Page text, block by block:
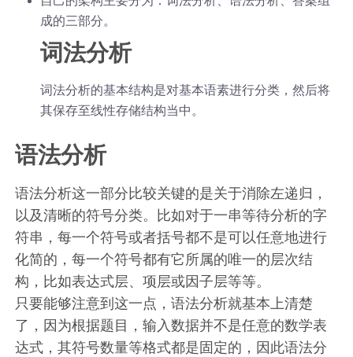
成的三部分。
词法分析
词法分析的基本结构是对基本语素进行分类，然后将
其保存至线性存储结构当中。
语法分析
语法分析这一部分比较关键的是关于消除左递归，
以及清晰的符号分类。比如对于一串等待分析的字
符串，每一个符号或者括号都不是可以任意地进行
化简的，每一个符号都有它所属的唯一的层次结
构，比如表达式层、项层或因子层等等。
只要能够注意到这一点，语法分析就基本上清楚
了，因为根据题目，输入数据并不是任意的数学表
达式，其符号数量等格式都是固定的，因此语法分